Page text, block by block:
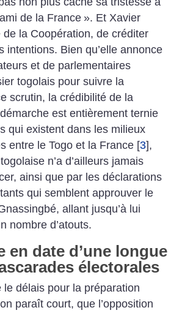
ami de la France ». Et Xavier
de la Coopération, de créditer
intentions. Bien qu’elle annonce
et de parlementaires
togolais pour suivre la
scrutin, la crédibilité de la
est entièrement ternie
qui existent dans les milieux
entre le Togo et la France [3],
n’a d’ailleurs jamais
ainsi que par les déclarations
qui semblent approuver le
allant jusqu’à lui
nombre d’atouts.
en date d’une longue
électorales
le délais pour la préparation
paraît court, que l’opposition